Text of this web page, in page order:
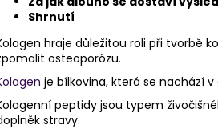
Shrnutí
hraje důležitou roli při tvorbě
osteoporózu.
je bílkovina, která se nachází
peptidy jsou typem
stravy.